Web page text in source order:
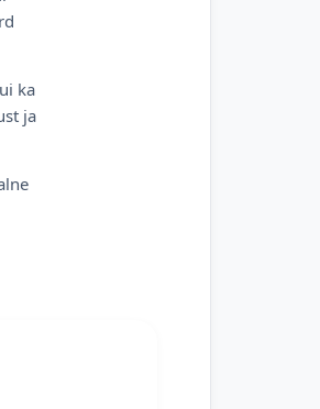
ka
ja